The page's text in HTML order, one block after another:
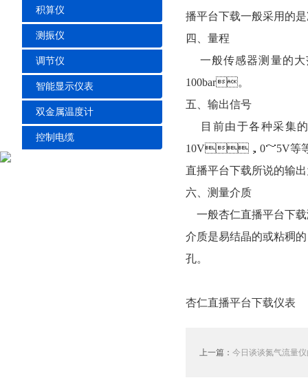
积算仪
测振仪
调节仪
智能显示仪表
双金属温度计
控制电缆
播平台下载一般采用的是
四、量程
一般传感器测量的大范
100bar。
五、输出信号
目前由于各种采集的
10V，0～5V等等
直播平台下载所说的输出为
六、测量介质
一般杏仁直播平台下载
介质是易结晶的或粘稠的
孔。
杏仁直播平台下载仪表
上一篇： 今日谈谈氮气流量仪